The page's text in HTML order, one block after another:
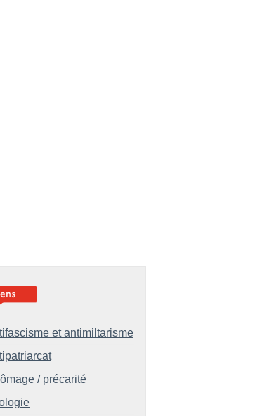
et antimiltarisme
/ précarité